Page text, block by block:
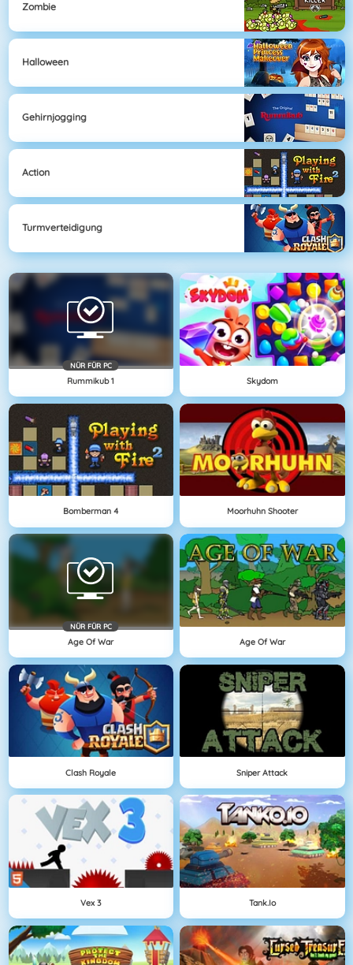
Zombie
Halloween
Gehirnjogging
Action
Turmverteidigung
NÜR FÜR PC
Rummikub 1 Skydom
Bomberman 4 Moorhuhn Shooter
NÜR FÜR PC
Age Of War Age Of War
Clash Royale Sniper Attack
Vex 3 Tank.io